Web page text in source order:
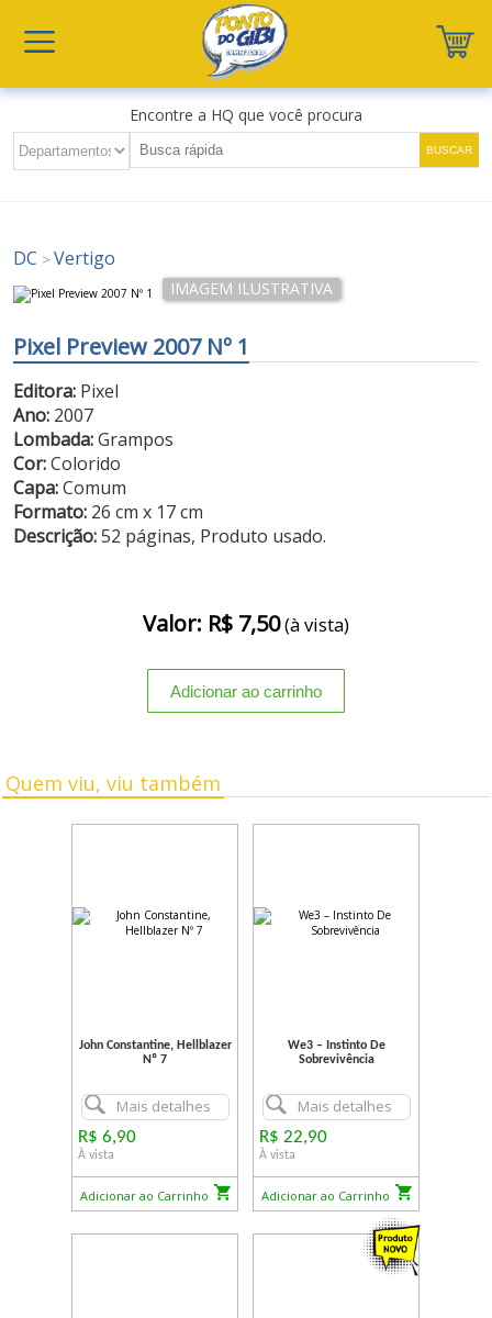
Encontre a HQ que você procura
DC >Vertigo
Pixel Preview 2007 Nº 1
Editora: Pixel
Ano: 2007
Lombada:Grampos
Cor:Colorido
Capa:Comum
Formato: 26 cm x 17 cm
Descrição:52 páginas, Produto usado.
Valor: R$ 7,50(à vista)
Quem viu, viu também
John Constantine, Hellblazer
Nº 7
Mais detalhes
R$ 6,90
À vista
Adicionar ao Carrinho
We3 – Instinto De
Sobrevivência
Mais detalhes
R$ 22,90
À vista
Adicionar ao Carrinho